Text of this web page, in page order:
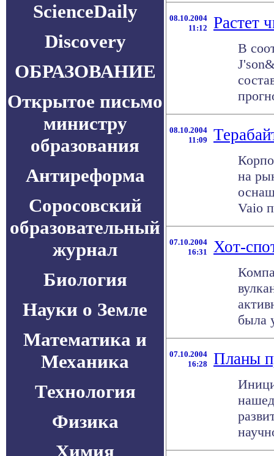
ScienceDaily
Discovery
ОБРАЗОВАНИЕ
Открытое письмо
министру
образования
Антиреформа
Соросовский
образовательный
журнал
Биология
Науки о Земле
Математика и
Механика
Технология
Физика
Химия
08.10.2004
11:12
Растет
В
08.10.2004
11:09
на
Vaio
07.10.2004
16:31
Хот-
была
07.10.2004
16:28
Планы